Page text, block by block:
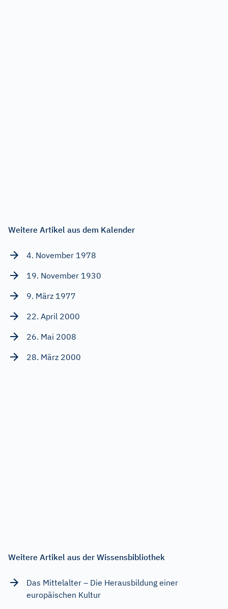
Weitere Artikel aus dem Kalender
4. November 1978
19. November 1930
9. März 1977
22. April 2000
26. Mai 2008
28. März 2000
Weitere Artikel aus der Wissensbibliothek
Das Mittelalter – Die Herausbildung einer
europäischen Kultur